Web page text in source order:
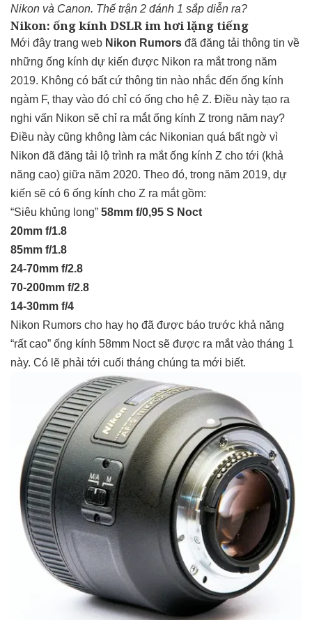
Nikon và Canon. Thế trận 2 đánh 1 sắp diễn ra?
Nikon: ống kính DSLR im hơi lặng tiếng
Mới đây trang web Nikon Rumors đã đăng tải thông tin về
những ống kính dự kiến được Nikon ra mắt trong năm
2019. Không có bất cứ thông tin nào nhắc đến ống kính
ngàm F, thay vào đó chỉ có ống cho hệ Z. Điều này tạo ra
nghi vấn Nikon sẽ chỉ ra mắt ống kính Z trong năm nay?
Điều này cũng không làm các Nikonian quá bất ngờ vì
Nikon đã đăng tải lộ trình ra mắt ống kính Z cho tới (khả
năng cao) giữa năm 2020. Theo đó, trong năm 2019, dự
kiến sẽ có 6 ống kính cho Z ra mắt gồm:
“Siêu khủng long” 58mm f/0,95 S Noct
20mm f/1.8
85mm f/1.8
24-70mm f/2.8
70-200mm f/2.8
14-30mm f/4
Nikon Rumors cho hay họ đã được báo trước khả năng
“rất cao” ống kính 58mm Noct sẽ được ra mắt vào tháng 1
này. Có lẽ phải tới cuối tháng chúng ta mới biết.